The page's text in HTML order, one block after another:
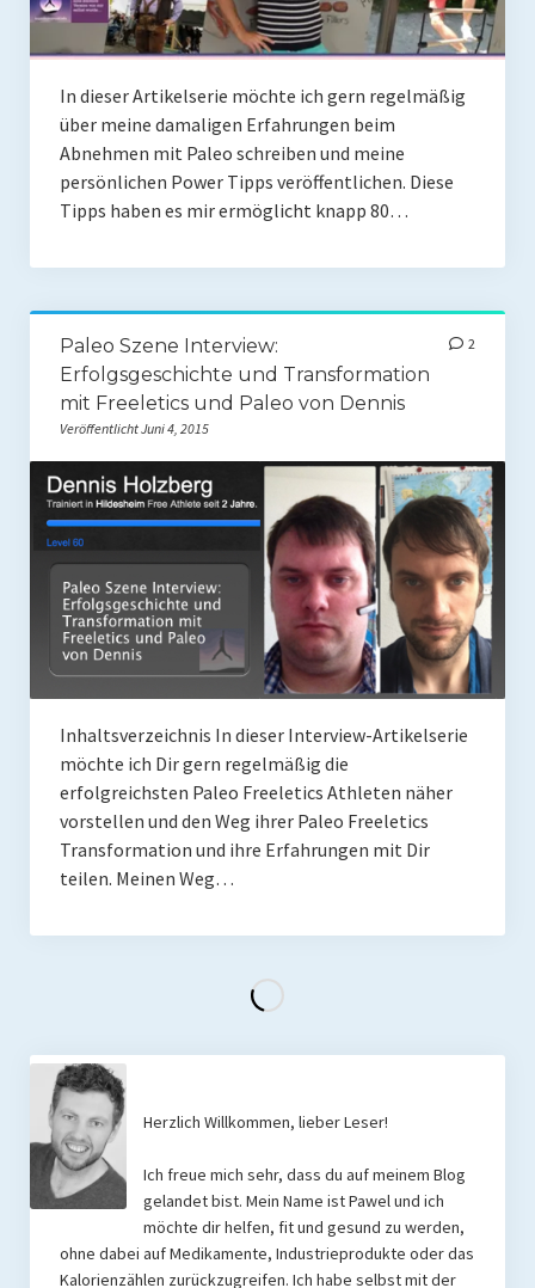
In dieser Artikelserie möchte ich gern regelmäßig
über meine damaligen Erfahrungen beim
Abnehmen mit Paleo schreiben und meine
persönlichen Power Tipps veröffentlichen. Diese
Tipps haben es mir ermöglicht knapp 80…
Paleo Szene Interview:
Erfolgsgeschichte und Transformation
mit Freeletics und Paleo von Dennis
Veröffentlicht Juni 4, 2015
2
Inhaltsverzeichnis In dieser Interview-Artikelserie
möchte ich Dir gern regelmäßig die
erfolgreichsten Paleo Freeletics Athleten näher
vorstellen und den Weg ihrer Paleo Freeletics
Transformation und ihre Erfahrungen mit Dir
teilen. Meinen Weg…
Herzlich Willkommen, lieber Leser!
Ich freue mich sehr, dass du auf meinem Blog
gelandet bist. Mein Name ist Pawel und ich
möchte dir helfen, fit und gesund zu werden,
ohne dabei auf Medikamente, Industrieprodukte oder das
Kalorienzählen zurückzugreifen. Ich habe selbst mit der